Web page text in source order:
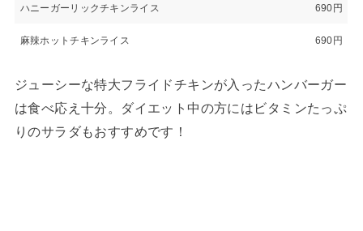
ハニーガーリックチキンライス 690円
麻辣ホットチキンライス 690円
ジューシーな特大フライドチキンが入ったハンバーガー
は食べ応え十分。ダイエット中の方にはビタミンたっぷ
りのサラダもおすすめです！